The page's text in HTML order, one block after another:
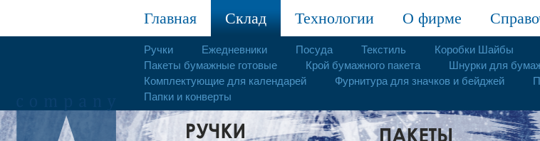
Главная Склад Технологии О фирме
Ручки Ежедневники Посуда Текстиль Коробки Шайбы
Пакеты бумажные готовые
Крой бумажного пакета Шнурки для
Комплектующие для календарей
Фурнитура для значков и бейджей
Папки и конверты